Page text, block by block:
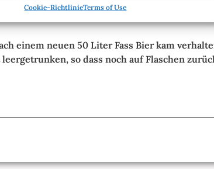
Cookie-RichtlinieTerms of Use
einem neuen 50 Liter Fass Bier kam
so dass noch auf Flaschen